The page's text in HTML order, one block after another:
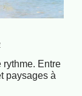
rythme. Entre
paysages à